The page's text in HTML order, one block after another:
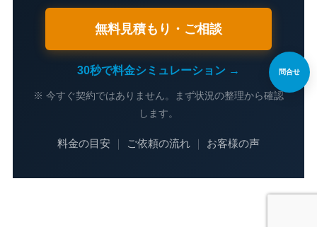
無料見積もり・ご相談
30秒で料金シミュレーション →
※ 今すぐ契約ではありません。まず状況の整理から確認
します。
料金の目安 ｜ ご依頼の流れ ｜ お客様の声
問合せ